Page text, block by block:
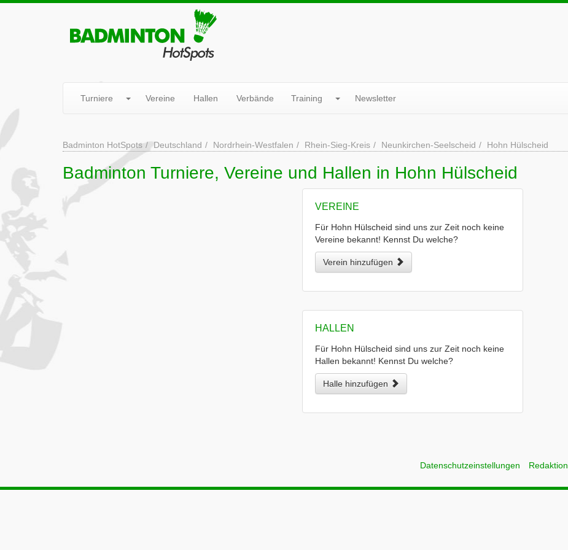
Turniere Vereine Hallen Verbände Training Newsletter
Badminton HotSpots Deutschland Nordrhein-Westfalen Rhein-Sieg-Kreis Neunkirchen-Seelscheid Hohn Hülscheid
Badminton Turniere, Vereine und Hallen in Hohn Hülscheid
VEREINE
Für Hohn Hülscheid sind uns zur Zeit noch keine
Vereine bekannt! Kennst Du welche?
Verein hinzufügen
HALLEN
Für Hohn Hülscheid sind uns zur Zeit noch keine
Hallen bekannt! Kennst Du welche?
Halle hinzufügen
Datenschutzeinstellungen Redaktion